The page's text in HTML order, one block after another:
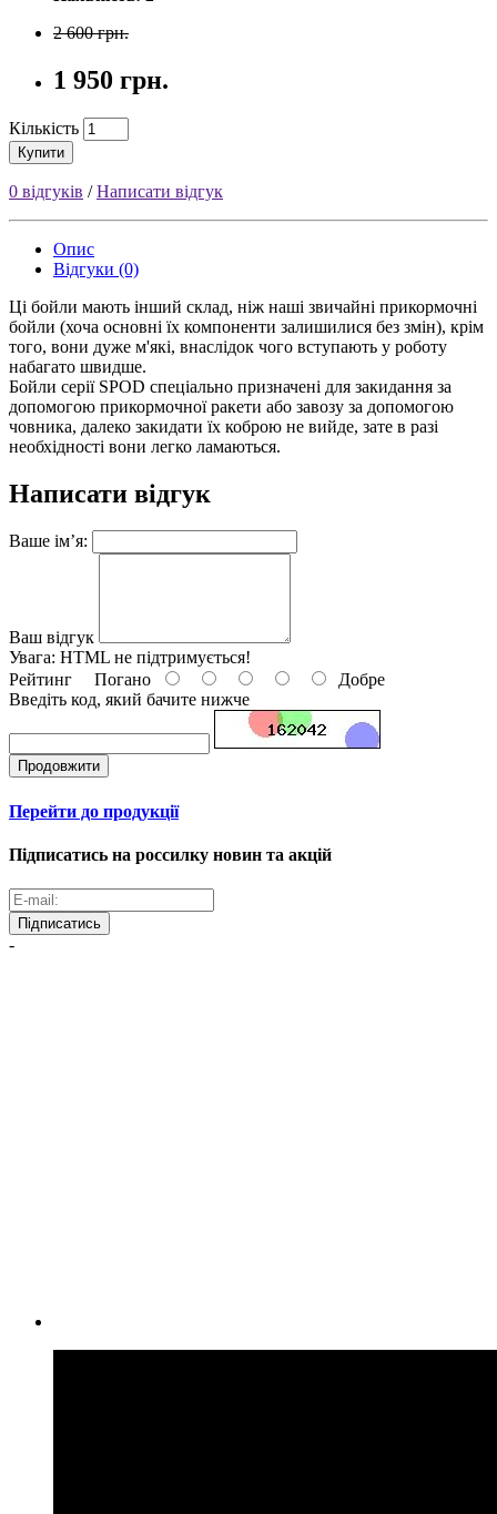
2 600 грн.
1 950 грн.
Кількість
Купити
0 відгуків /Написати відгук
Опис
Відгуки (0)
Ці бойли мають інший склад, ніж наші звичайні прикормочні
бойли (хоча основні їх компоненти залишилися без змін), крім
того, вони дуже м'які, внаслідок чого вступають у роботу
набагато швидше.
Бойли серії SPOD спеціально призначені для закидання за
допомогою прикормочноїракети або завозу за допомогою
човника, далеко закидати їх коброю не вийде, зате в разі
необхідності вони легко ламаються.
Написати відгук
Ваше ім’я:
Ваш відгук
Увага: HTML не підтримується!
Рейтинг Погано
Добре
Введіть код, який бачите нижче
Продовжити
Перейти до продукції
Підписатись на россилку новин та акцій
Підписатись
-